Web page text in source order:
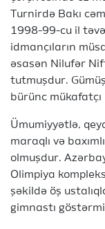
Turnirdə Bakı
1998-99-cu il
idmançıların
əsasən Nilufər
tutmuşdur.
bürünc
Ümumiyyətlə,
maraqlı və
olmuşdur.
Olimpiya
şəkildə öş
gimnastı